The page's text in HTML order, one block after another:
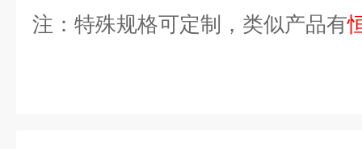
注：特殊规格可定制，类似产品有